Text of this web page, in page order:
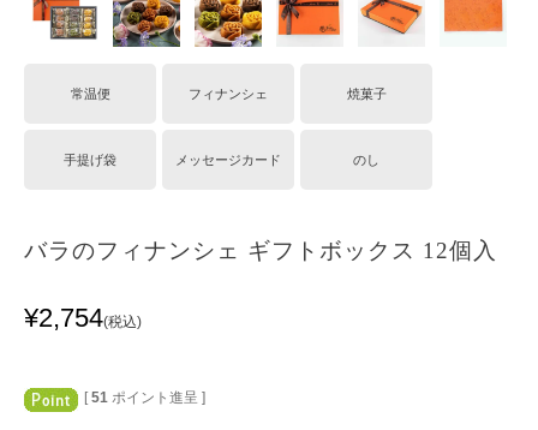
常温便 フィナンシェ 焼菓子
手提げ袋 メッセージカード のし
バラのフィナンシェ ギフトボックス 12個入
¥2,754 税込
[ 51 ポイント進呈 ]